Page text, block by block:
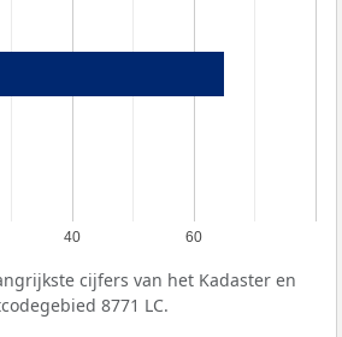
40 60
cijfers van het Kadaster en
8771 LC.